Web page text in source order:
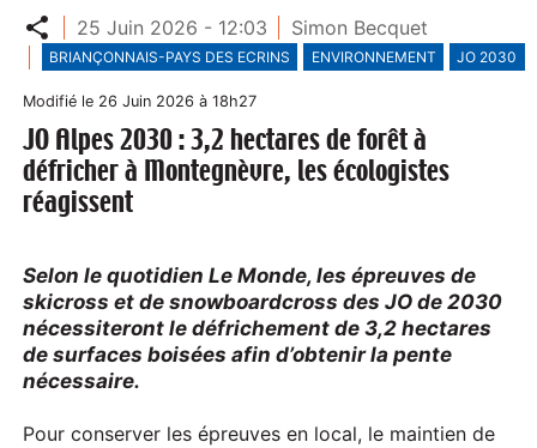
Partager
25 Juin 2026 - 12:03 Simon Becquet
BRIANÇONNAIS-PAYS DES ECRINS ENVIRONNEMENT JO 2030
Modifié le 26 Juin 2026 à 18h27
JO Alpes 2030 : 3,2 hectares de forêt à
défricher à Montegnèvre, les écologistes
réagissent
Selon le quotidien Le Monde, les épreuves de
skicross et de snowboardcross des JO de 2030
nécessiteront le défrichement de 3,2 hectares
de surfaces boisées afin d’obtenir la pente
nécessaire.
Pour conserver les épreuves en local, le maintien de